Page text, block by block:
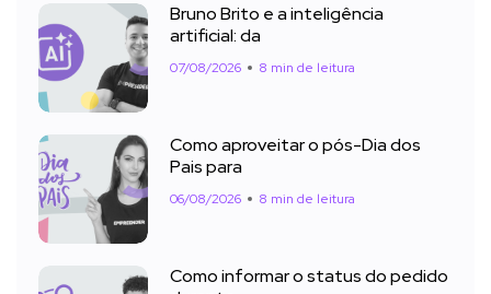
Bruno Brito e a inteligência
artificial: da
07/08/2026 8 min de leitura
Como aproveitar o pós-Dia dos
Pais para
06/08/2026 8 min de leitura
Como informar o status do pedido